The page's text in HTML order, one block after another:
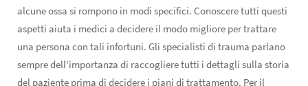
alcune ossa si rompono in modi specifici. Conoscere tutti questi
aspetti aiuta i medici a decidere il modo migliore per trattare
una persona con tali infortuni. Gli specialisti di trauma parlano
sempre dell'importanza di raccogliere tutti i dettagli sulla storia
del paziente prima di decidere i piani di trattamento. Per il